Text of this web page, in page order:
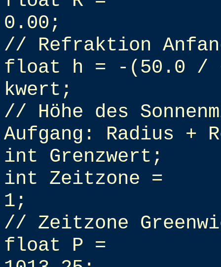
0.00;
// Refraktion
float h = -(50.0 /
kwert;
// Höhe des
Aufgang: Radius +
int Grenzwert;
int Zeitzone =
1;
// Zeitzone
float P =